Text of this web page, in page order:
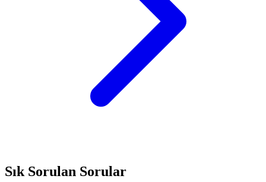
Sık Sorulan Sorular